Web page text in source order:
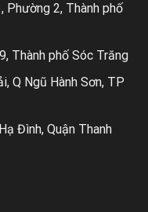
Phường 2, Thành phố
Thành phố Sóc Trăng
Q Ngũ Hành Sơn, TP
Đình, Quận Thanh